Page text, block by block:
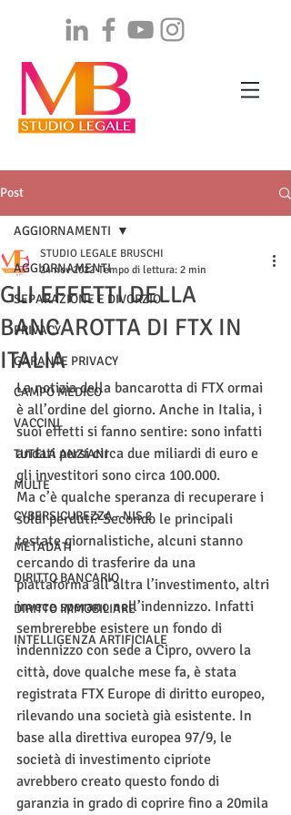
Post
AGGIORNAMENTI
SEPARAZIONE E DIVORZIO
PRIVACY
GARANTE PRIVACY
CAMPO MEDICO
VACCINI
TUTELA ANZIANI
MULTE
CYBERSICUREZZA - NIS 2
METADATI
DIRITTO BANCARIO
DIRITTO IMMOBILIARE
INTELLIGENZA ARTIFICIALE
AGGIORNAMENTI
GLI EFFETTI DELLA
BANCAROTTA DI FTX IN
ITALIA
STUDIO LEGALE BRUSCHI
24 nov 2022 Tempo di lettura: 2 min
La notizia della bancarotta di FTX ormai
è all’ordine del giorno. Anche in Italia, i
suoi effetti si fanno sentire: sono infatti
andati persi circa due miliardi di euro e
gli investitori sono circa 100.000.
Ma c’è qualche speranza di recuperare i
soldi perduti? Secondo le principali
testate giornalistiche, alcuni stanno
cercando di trasferire da una
piattaforma all’altra l’investimento, altri
invece sperano nell’indennizzo. Infatti
sembrerebbe esistere un fondo di
indennizzo con sede a Cipro, ovvero la
città, dove qualche mese fa, è stata
registrata FTX Europe di diritto europeo,
rilevando una società già esistente. In
base alla direttiva europea 97/9, le
società di investimento cipriote
avrebbero creato questo fondo di
garanzia in grado di coprire fino a 20mila